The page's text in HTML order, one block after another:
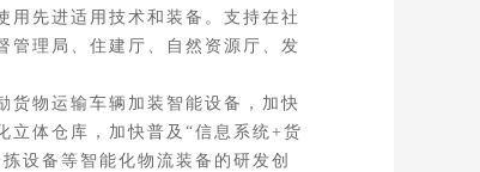
用先进适用技术和装备。支持在社
管理局、住建厅、自然资源厅、发
物运输车辆加装智能设备，加快
立体仓库，加快普及“信息系统+货
设备等智能化物流装备的研发创